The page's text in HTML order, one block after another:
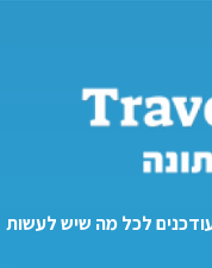
לכל מה שיש לעשות